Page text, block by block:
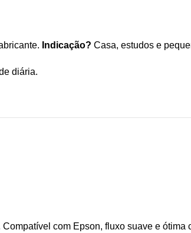
Indicação? Casa, estudos e
diária.
com Epson, fluxo suave e ótima